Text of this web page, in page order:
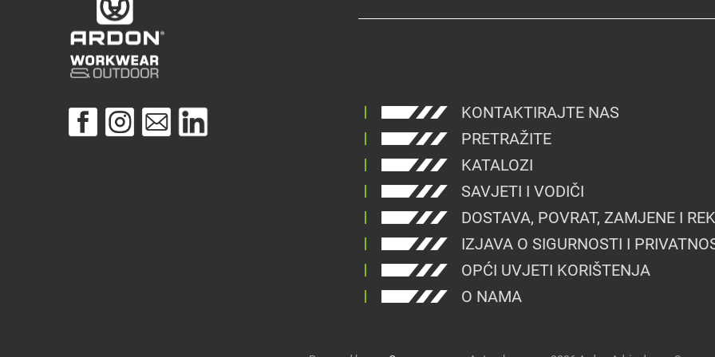
KONTAKTIRAJTE NAS
PRETRAŽITE
KATALOZI
SAVJETI I VODIČI
DOSTAVA, POVRAT, ZAMJENE I
IZJAVA O SIGURNOSTI I
OPĆI UVJETI KORIŠTENJA
O NAMA